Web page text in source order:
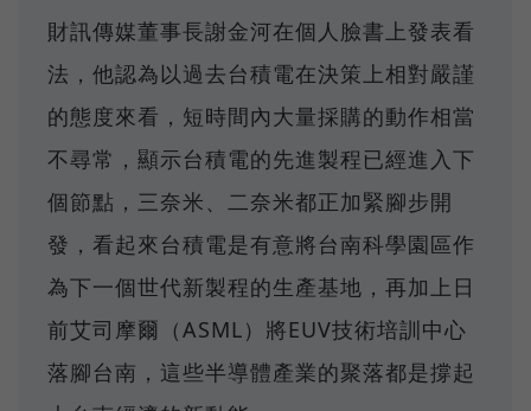
財訊傳媒董事長謝金河在個人臉書上發表看
法，他認為以過去台積電在決策上相對嚴謹
的態度來看，短時間內大量採購的動作相當
不尋常，顯示台積電的先進製程已經進入下
個節點，三奈米、二奈米都正加緊腳步開
發，看起來台積電是有意將台南科學園區作
為下一個世代新製程的生產基地，再加上日
前艾司摩爾（ASML）將EUV技術培訓中心
落腳台南，這些半導體產業的聚落都是撐起